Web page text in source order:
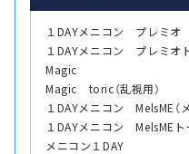
１DAYメニコン プレミオ
１DAYメニコン プレミオ
Magic
Magic toric（乱視用）
１DAYメニコン MelsME（
１DAYメニコン MelsMEト
メニコン１DAY